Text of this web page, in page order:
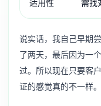
适用性 需找
说实话，我自己早期
了两天，最后因为一
过。所以现在只要客
证的感觉真的不一样。